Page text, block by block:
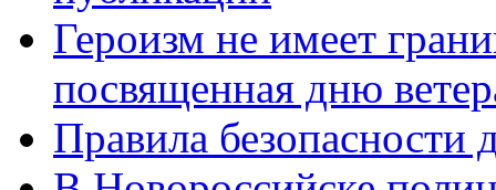
Героизм не имеет
посвященная дню
Правила безопасности